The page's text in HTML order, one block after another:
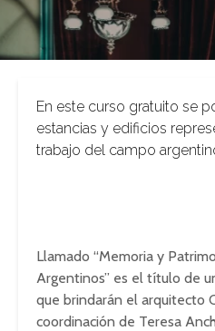
En este curso gratuito se
estancias y edificios
trabajo del campo
Llamado “Memoria y
Argentinos” es el título de
que brindarán el arquitecto
coordinación de Teresa